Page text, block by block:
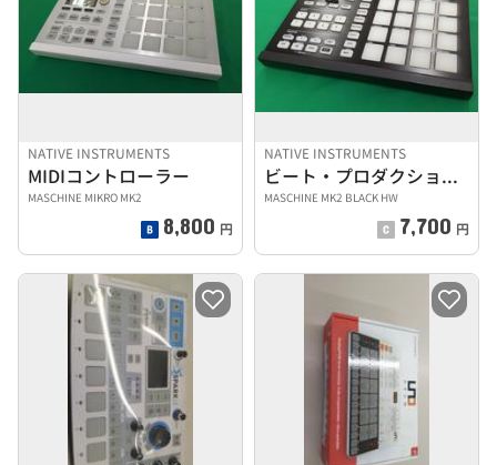
NATIVE INSTRUMENTS
MIDIコントローラー
MASCHINE MIKRO MK2
8,800 円
NATIVE INSTRUMENTS
ビート・プロダクション・ツール
MASCHINE MK2 BLACK HW
7,700 円